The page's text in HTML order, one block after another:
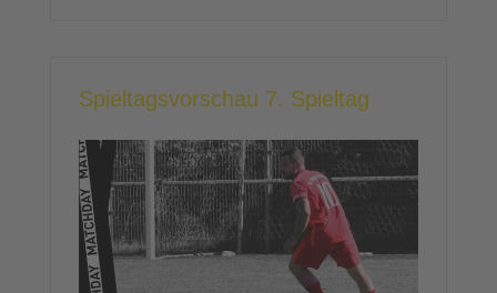
Spieltagsvorschau 7. Spieltag